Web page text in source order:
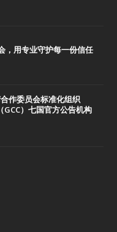
，用专业守护每一份信任
作委员会标准化组织
GCC）七国官方公告机构